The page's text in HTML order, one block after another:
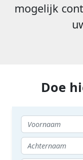
mogelijk
Doe